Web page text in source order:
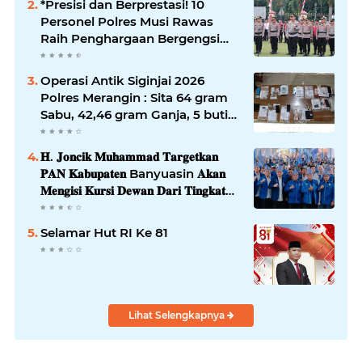
*Presisi dan Berprestasi! 10
Personel Polres Musi Rawas
Raih Penghargaan Bergengsi
dari Kapolda Sumsel*
Operasi Antik Siginjai 2026
Polres Merangin : Sita 64 gram
Sabu, 42,46 gram Ganja, 5 butir
extasi, dan Amankan 21 Orang
𝐇. 𝐉𝐨𝐧𝐜𝐢𝐤 𝐌𝐮𝐡𝐚𝐦𝐦𝐚𝐝 𝐓𝐚𝐫𝐠𝐞𝐭𝐤𝐚𝐧
𝐏𝐀𝐍 𝐊𝐚𝐛𝐮𝐩𝐚𝐭𝐞𝐧 Banyuasin 𝐀𝐤𝐚𝐧
𝐌𝐞𝐧𝐠𝐢𝐬𝐢 𝐊𝐮𝐫𝐬𝐢 𝐃𝐞𝐰𝐚𝐧 𝐃𝐚𝐫𝐢 𝐓𝐢𝐧𝐠𝐤𝐚𝐭
𝐃𝐏𝐑 𝐃𝐚𝐞𝐫𝐚𝐡 𝐇𝐢𝐧𝐠𝐠𝐚 𝐃𝐏𝐑-𝐑𝐈
Selamar Hut RI Ke 81
Lihat Selengkapnya